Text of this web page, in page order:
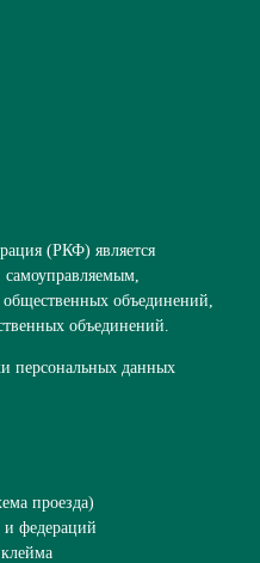
(РКФ) является
объединений,
объединений.
персональных данных
проезда)
федераций